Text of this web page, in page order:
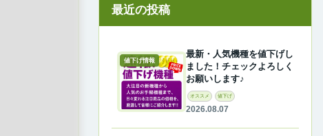
最近の投稿
値下げ情報
最新・人気機種を値下げし
ました！チェックよろしく
お願いします♪
オススメ 値下げ
2026.08.07